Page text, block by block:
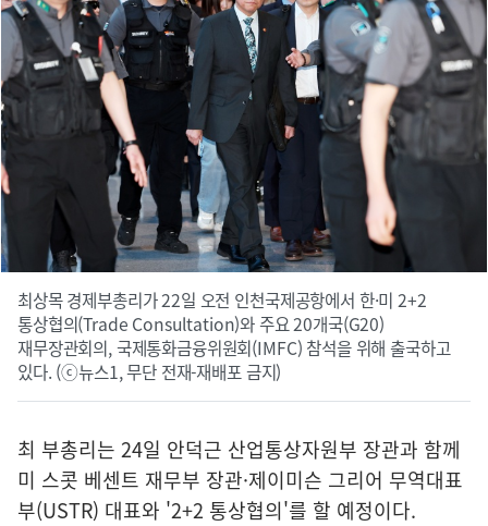
최상목 경제부총리가 22일 오전 인천국제공항에서 한·미 2+2
통상협의(Trade Consultation)와 주요 20개국(G20)
재무장관회의, 국제통화금융위원회(IMFC) 참석을 위해 출국하고
있다. (ⓒ뉴스1, 무단 전재-재배포 금지)
최 부총리는 24일 안덕근 산업통상자원부 장관과 함께
미 스콧 베센트 재무부 장관·제이미슨 그리어 무역대표
부(USTR) 대표와 '2+2 통상협의'를 할 예정이다.